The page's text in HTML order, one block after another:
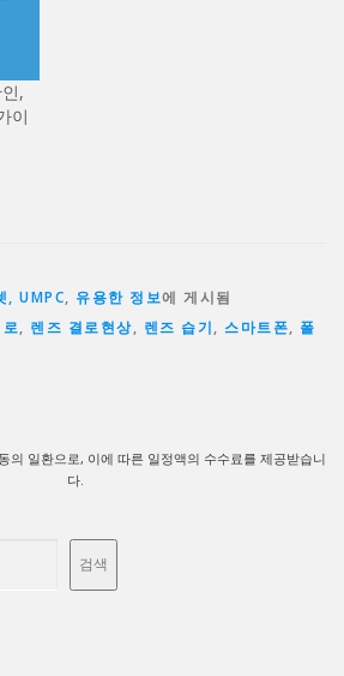
,
이
, UMPC, 유용한 정보에 게시됨
, 렌즈 결로현상, 렌즈 습기, 스마트폰, 폴
의 일환으로, 이에 따른 일정액의 수수료를 제공받습니
다.
검색